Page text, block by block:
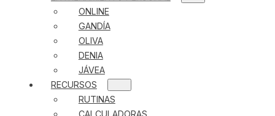
ONLINE
GANDÍA
OLIVA
DENIA
JÁVEA
RECURSOS
RUTINAS